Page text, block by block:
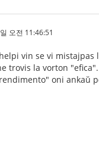
오전 11:46:51
vin se vi
trovis la vorton "efica".
oni ankaŭ